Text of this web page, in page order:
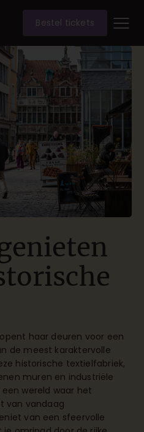
Bestel tickets
haar deuren voor een
de meest karaktervolle
historische textielfabriek,
muren en industriële
wereld waar het
van vandaag
van een sfeervolle